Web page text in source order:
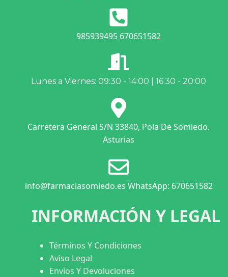
985939495 670651582
Lunes a Viernes: 09:30 - 14:00 | 16:30 - 20:00
Carretera General S/N 33840, Pola De Somiedo.
Asturias
info@farmaciasomiedo.es WhatsApp: 670651582
INFORMACIÓN Y LEGAL
Términos Y Condiciones
Aviso Legal
Envíos Y Devoluciones